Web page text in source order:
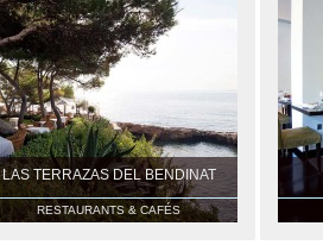
LAS TERRAZAS DEL BENDINAT
RESTAURANTS & CAFÉS